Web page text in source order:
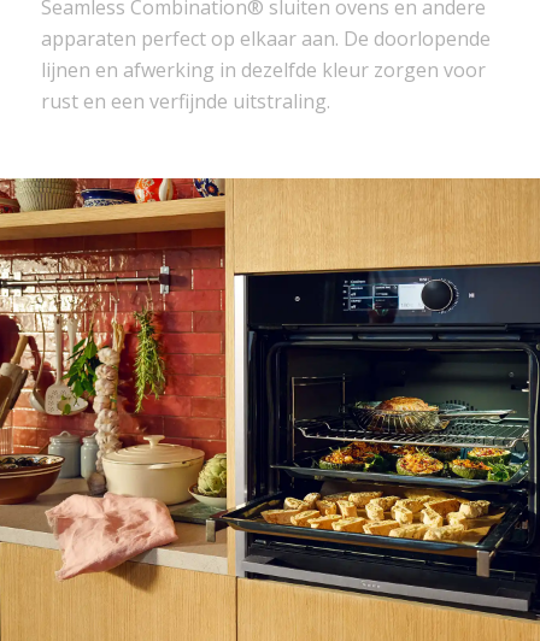
Seamless Combination® sluiten ovens en andere
apparaten perfect op elkaar aan. De doorlopende
lijnen en afwerking in dezelfde kleur zorgen voor
rust en een verfijnde uitstraling.